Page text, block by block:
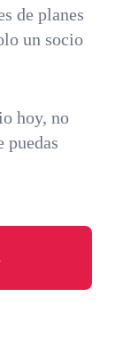
de planes
un socio
hoy, no
puedas